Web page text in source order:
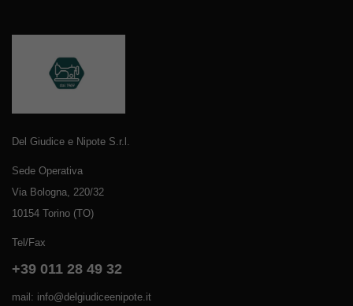
Del Giudice e Nipote S.r.l.
Sede Operativa
Via Bologna, 220/32
10154 Torino (TO)
Tel/Fax
+39 011 28 49 32
mail: info@delgiudiceenipote.it